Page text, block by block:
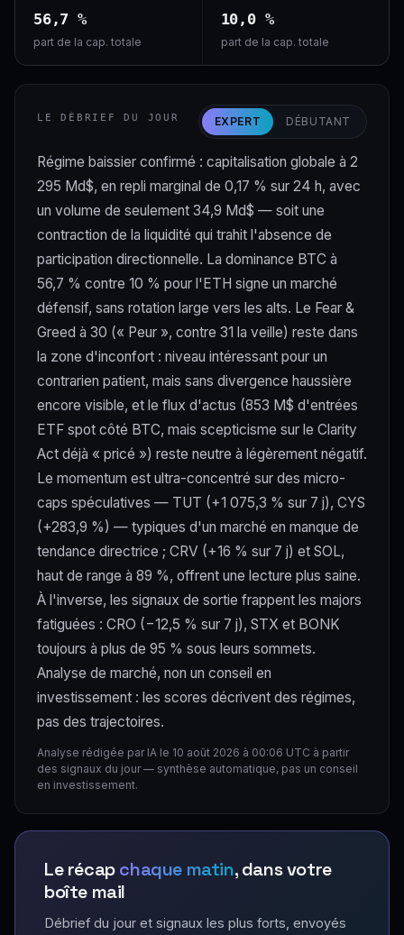
56,7 %
part de la cap. totale
10,0 %
part de la cap. totale
LE DÉBRIEF DU JOUR EXPERT DÉBUTANT
Régime baissier confirmé : capitalisation globale à 2
295 Md$, en repli marginal de 0,17 % sur 24 h, avec
un volume de seulement 34,9 Md$ — soit une
contraction de la liquidité qui trahit l'absence de
participation directionnelle. La dominance BTC à
56,7 % contre 10 % pour l'ETH signe un marché
défensif, sans rotation large vers les alts. Le Fear &
Greed à 30 (« Peur », contre 31 la veille) reste dans
la zone d'inconfort : niveau intéressant pour un
contrarien patient, mais sans divergence haussière
encore visible, et le flux d'actus (853 M$ d'entrées
ETF spot côté BTC, mais scepticisme sur le Clarity
Act déjà « pricé ») reste neutre à légèrement négatif.
Le momentum est ultra-concentré sur des micro-
caps spéculatives — TUT (+1 075,3 % sur 7 j), CYS
(+283,9 %) — typiques d'un marché en manque de
tendance directrice ; CRV (+16 % sur 7 j) et SOL,
haut de range à 89 %, offrent une lecture plus saine.
À l'inverse, les signaux de sortie frappent les majors
fatiguées : CRO (−12,5 % sur 7 j), STX et BONK
toujours à plus de 95 % sous leurs sommets.
Analyse de marché, non un conseil en
investissement : les scores décrivent des régimes,
pas des trajectoires.
Analyse rédigée par IA le 10 août 2026 à 00:06 UTC à partir
des signaux du jour — synthèse automatique, pas un conseil
en investissement.
Le récapchaque matin, dans votre
boîte mail
Débrief du jour et signaux les plus forts, envoyés